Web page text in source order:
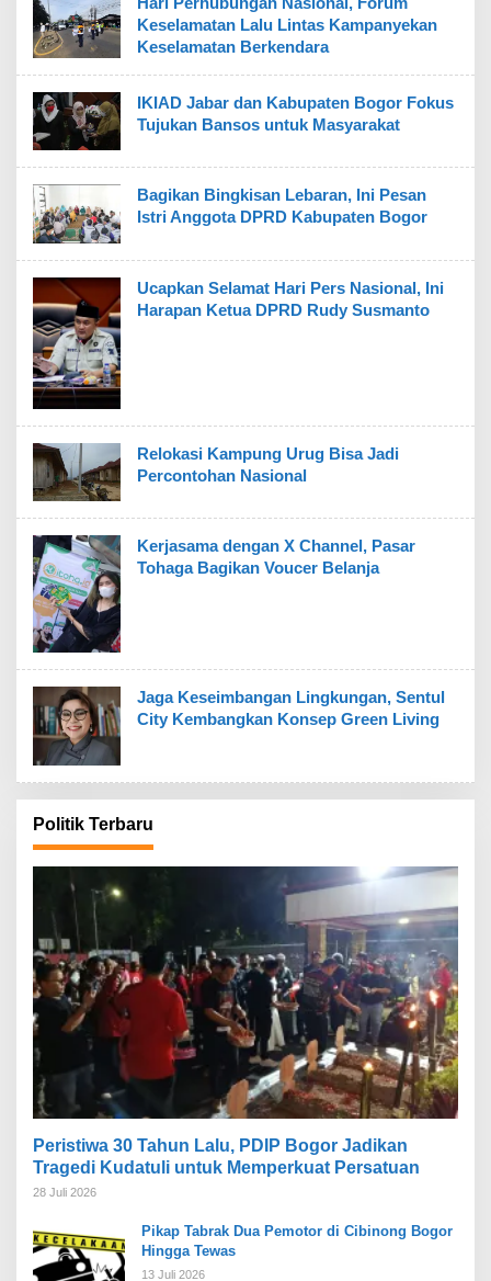
Keselamatan Lalu Lintas Kampanyekan
Keselamatan Berkendara
IKIAD Jabar dan Kabupaten Bogor Fokus
Tujukan Bansos untuk Masyarakat
Bagikan Bingkisan Lebaran, Ini Pesan
Istri Anggota DPRD Kabupaten Bogor
Ucapkan Selamat Hari Pers Nasional, Ini
Harapan Ketua DPRD Rudy Susmanto
Relokasi Kampung Urug Bisa Jadi
Percontohan Nasional
Kerjasama dengan X Channel, Pasar
Tohaga Bagikan Voucer Belanja
Jaga Keseimbangan Lingkungan, Sentul
City Kembangkan Konsep Green Living
Politik Terbaru
Peristiwa 30 Tahun Lalu, PDIP Bogor Jadikan
Tragedi Kudatuli untuk Memperkuat Persatuan
28 Juli 2026
Pikap Tabrak Dua Pemotor di Cibinong Bogor
Hingga Tewas
13 Juli 2026